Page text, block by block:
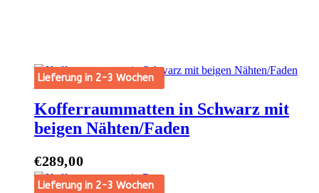
Lieferung in 2-3 Wochen
Kofferraummatten in Schwarz mit
beigen Nähten/Faden
€289,00
Lieferung in 2-3 Wochen